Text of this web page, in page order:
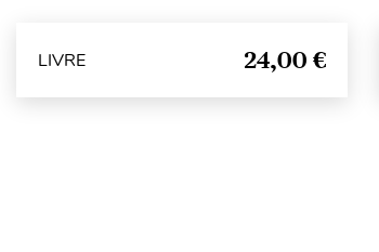
LIVRE 24,00 €